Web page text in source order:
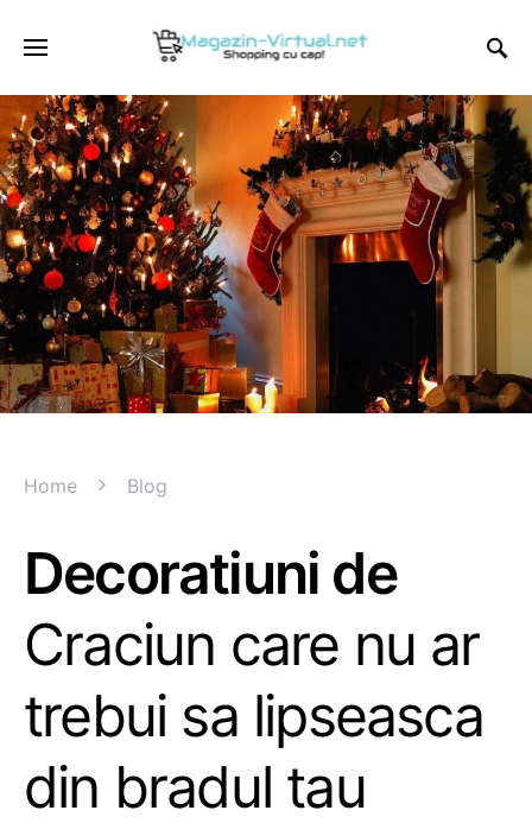
Home Blog
Decoratiuni de
Craciun care nu ar
trebui sa lipseasca
din bradul tau